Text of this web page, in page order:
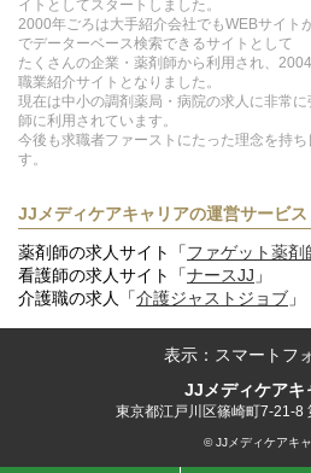
イトとしてスタートしました。
2000年ごろは大手紹介会社でもWEBサイト
でデーターベース検索できるサイトとして
たくさんの企業・薬剤師から利用され、
職業紹介サイトとなりました。
現在は中小の調剤薬局・病院の求人に非常
師に利用されています。
今後も求職者ファーストにたった理念を持
す。
JJメディケアキャリアの運営サービス
薬剤師の求人サイト「ファゲット薬剤
看護師の求人サイト「ナースJJ 」
介護職の求人「介護ジャストジョブ 」
表示： スマートフ
JJメディケアキ
東京都江戸川区篠崎町7-21-8
© JJメディケアキ